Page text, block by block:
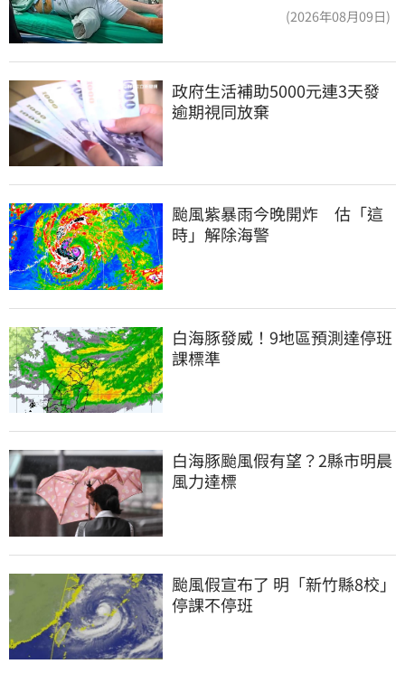
(2026年08月09日)
政府生活補助5000元連3天發
逾期視同放棄
颱風紫暴雨今晚開炸　估「這
時」解除海警
白海豚發威！9地區預測達停班
課標準
白海豚颱風假有望？2縣市明晨
風力達標
颱風假宣布了 明「新竹縣8校」
停課不停班